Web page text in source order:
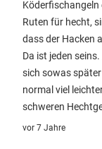
Köderfischangeln
Ruten für hecht,
dass der Hacken
Da ist jeden
sich sowas
normal viel
schweren
vor 7 Jahre